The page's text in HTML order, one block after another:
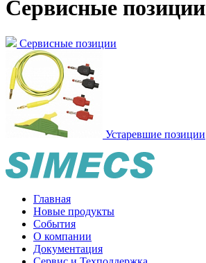
Сервисные позиции
Сервисные позиции
Устаревшие позиции
Главная
Новые продукты
События
О компании
Документация